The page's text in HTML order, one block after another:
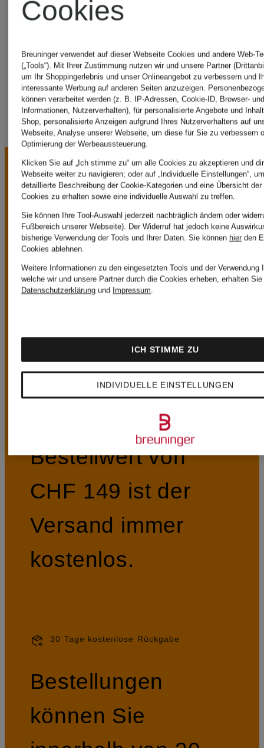
Tracht
UNSERE
VORTEILE
Kostenloser Versand ab CHF 149
Bestellwert von
CHF 149 ist der
Versand immer
kostenlos.
30 Tage kostenlose Rückgabe
Bestellungen
können Sie
Cookies
Breuninger verwendet auf dieser Webseite Cookies und andere Web-
(„Tools“). Mit Ihrer Zustimmung nutzen wir und unsere Partner
um Ihr Shoppingerlebnis und unser Onlineangebot zu verbessern und
interessante Werbung auf anderen Seiten anzuzeigen.
können verarbeitet werden (z. B. IP-Adressen, Cookie-ID, Browser-
Informationen, Nutzerverhalten), für personalisierte Angebote und
Shop, personalisierte Anzeigen aufgrund Ihres Nutzerverhaltens auf
Webseite, Analyse unserer Webseite, um diese für Sie zu verbessern
Optimierung der Werbeaussteuerung.
Klicken Sie auf „Ich stimme zu“ um alle Cookies zu akzeptieren und
Webseite weiter zu navigieren; oder auf „Individuelle Einstellungen“,
detaillierte Beschreibung der Cookie-Kategorien und eine Übersicht
Cookies zu erhalten sowie eine individuelle Auswahl zu treffen.
Sie können Ihre Tool-Auswahl jederzeit nachträglich ändern oder
Fußbereich unserer Webseite). Der Widerruf hat jedoch keine
bisherige Verwendung der Tools und Ihrer Daten. Sie können hier den
Cookies ablehnen.
Weitere Informationen zu den eingesetzten Tools und der Verwendung
welche wir und unsere Partner durch die Cookies erheben, erhalten
Datenschutzerklärung und Impressum.
INDIVIDUELLE EINSTELLUNGEN
ICH STIMME ZU